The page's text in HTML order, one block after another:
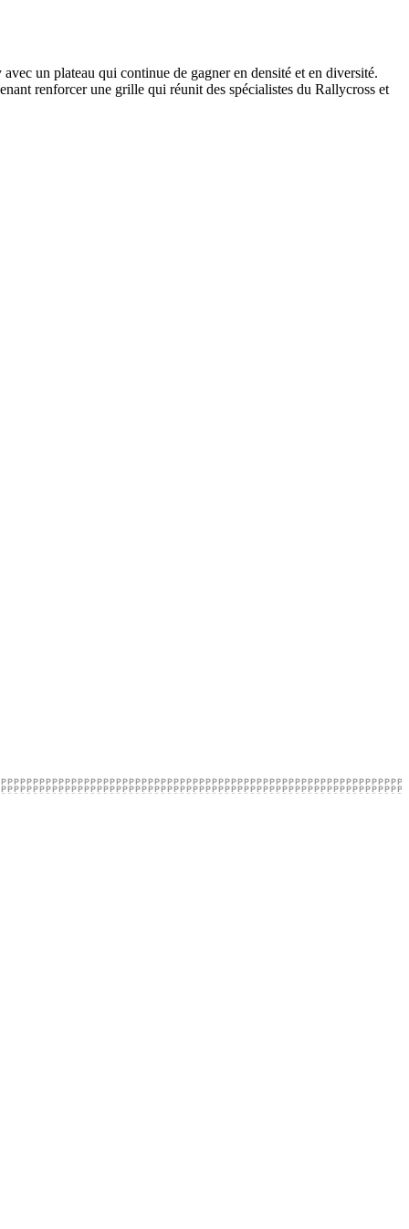
un plateau qui continue de gagner en densité et en diversité.
renforcer une grille qui réunit des spécialistes du Rallycross et